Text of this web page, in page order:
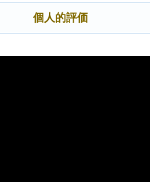
個人的評価